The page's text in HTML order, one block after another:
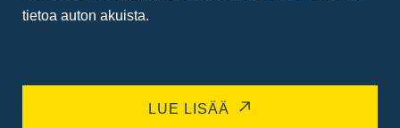
tietoa auton akuista.
LUE LISÄÄ